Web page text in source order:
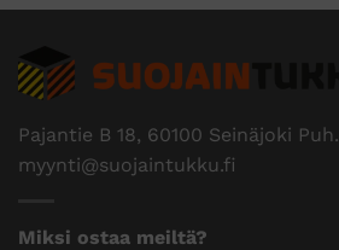
Pajantie B 18, 60100 Seinäjoki Puh.
myynti@suojaintukku.fi
Miksi ostaa meiltä?